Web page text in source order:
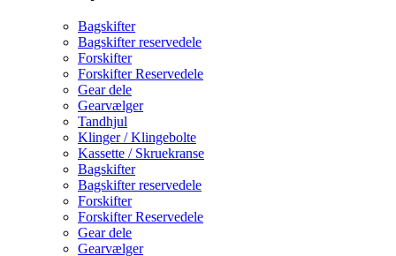
Bagskifter
Bagskifter reservedele
Forskifter
Forskifter Reservedele
Gear dele
Gearvælger
Tandhjul
Klinger / Klingebolte
Kassette / Skruekranse
Bagskifter
Bagskifter reservedele
Forskifter
Forskifter Reservedele
Gear dele
Gearvælger